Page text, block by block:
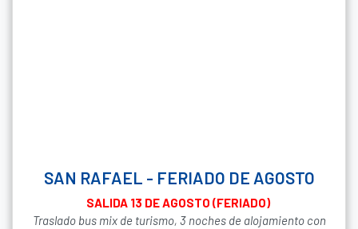
SAN RAFAEL - FERIADO DE AGOSTO
SALIDA 13 DE AGOSTO (FERIADO)
Traslado bus mix de turismo, 3 noches de alojamiento con